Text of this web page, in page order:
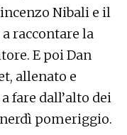
Nibali e il
raccontare la
E poi Dan
allenato e
fare dall’alto dei
pomeriggio.